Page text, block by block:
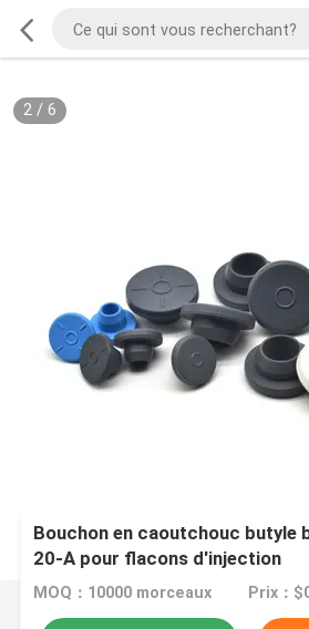
2/ 6
Bouchon en caoutchouc butyle
20-A pour flacons d'injection
MOQ：10000 morceaux